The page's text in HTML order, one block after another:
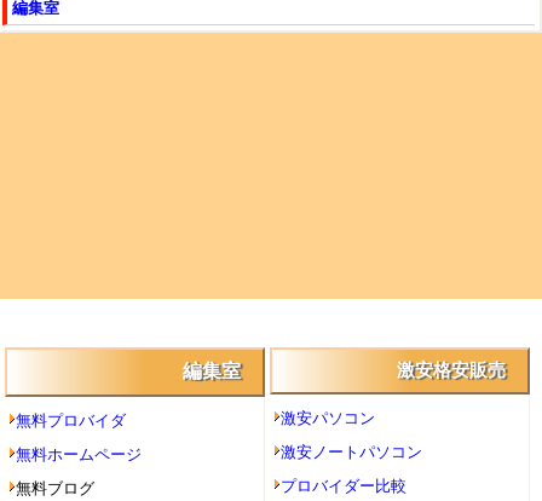
編集室
編集室
無料プロバイダ
無料ホームページ
無料ブログ
激安格安販売
激安パソコン
激安ノートパソコン
プロバイダー比較